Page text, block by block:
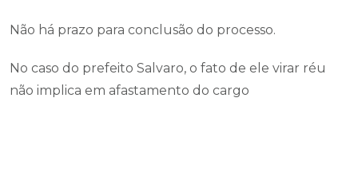
Não há prazo para conclusão do processo.
No caso do prefeito Salvaro, o fato de ele virar réu
não implica em afastamento do cargo